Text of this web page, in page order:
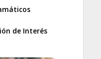
de Interés